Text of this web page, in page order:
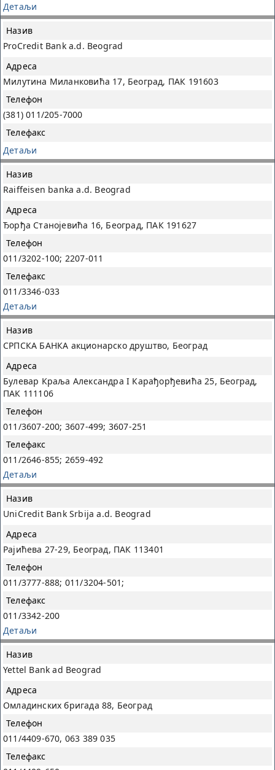
Детаљи
ProCredit Bank a.d. Beograd
Милутина Миланковића 17, Београд, ПАК 191603
(381) 011/205-7000
Детаљи
Raiffeisen banka a.d. Beograd
Ђорђа Станојевића 16, Београд, ПАК 191627
011/3202-100; 2207-011
011/3346-033
Детаљи
СРПСКА БАНКА акционарско друштвo, Београд
Булевар Краља Александра I Карађорђевића 25, Београд,
ПАК 111106
011/3607-200; 3607-499; 3607-251
011/2646-855; 2659-492
Детаљи
UniCredit Bank Srbija a.d. Beograd
Рајићева 27-29, Београд, ПАК 113401
011/3777-888; 011/3204-501;
011/3342-200
Детаљи
Yettel Bank ad Beograd
Омладинских бригада 88, Београд
011/4409-670, 063 389 035